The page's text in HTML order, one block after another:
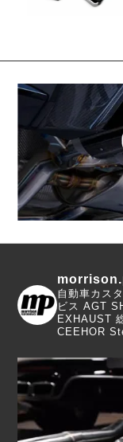
自動車カス
ビス AGT
EXHAUST
CEEHOR